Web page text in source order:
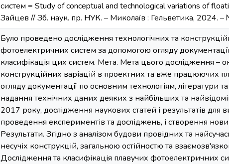
систем = Study of conceptual and technological variations of
Зайцев // Зб. наук. пр. НУК. – Миколаїв : Гельветика, 2024.
Було проведено дослідження технологічних та
фотоелектричних систем за допомогою огляду
класифікація цих систем. Мета. Мета цього дослідження –
конструкційних варіацій в проектних та вже працюючих
огляду документації по основним технологіям,
надання технічних даних деяких з найбільших та
2017 року, дослідження наукових статей і результатів для
проведення експериментів та досліджень, і створення
Результати. Згідно з аналізом будови провідних та
несучіх конструкцій, загальною остійностю та
Дослідження та класифікація плавучих фотоелектричних